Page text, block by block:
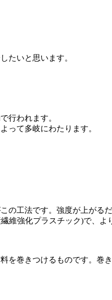
たいと思います。
行われます。
って多岐にわたります。
工法です。強度が上がる
強化プラスチック)で、よ
を巻きつけるものです。